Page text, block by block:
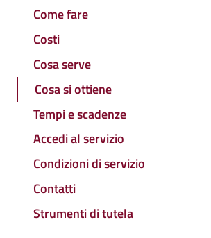
Come fare
Costi
Cosa serve
Cosa si ottiene
Tempi e scadenze
Accedi al servizio
Condizioni di servizio
Contatti
Strumenti di tutela